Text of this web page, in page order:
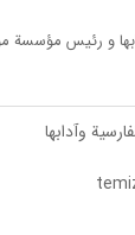
و رئیس مؤسسة
وآدابها